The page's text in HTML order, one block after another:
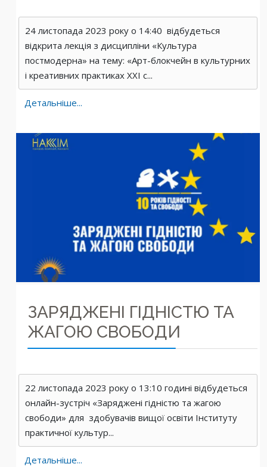
24 листопада 2023 року о 14:40 відбудеться
відкрита лекція з дисципліни «Культура
постмодерна» на тему: «Арт-блокчейн в культурних
і креативних практиках ХХІ с...
Детальніше...
ЗАРЯДЖЕНІ ГІДНІСТЮ ТА
ЖАГОЮ СВОБОДИ
22 листопада 2023 року о 13:10 годині відбудеться
онлайн-зустріч «Заряджені гідністю та жагою
свободи» для здобувачів вищої освіти Інституту
практичної культур...
Детальніше...